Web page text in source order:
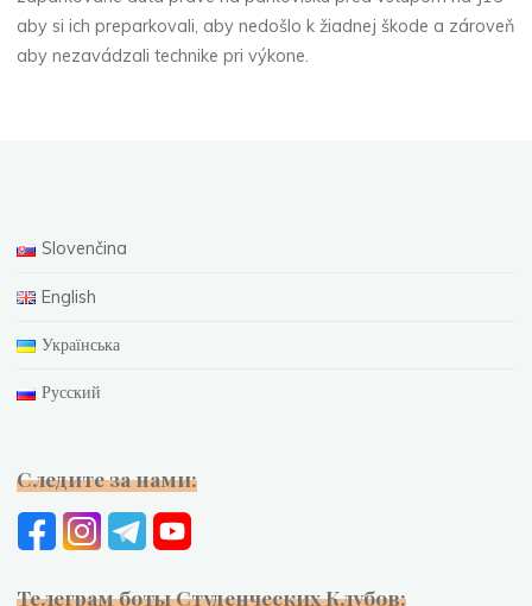
aby si ich preparkovali, aby nedošlo k žiadnej škode a zároveň
aby nezavádzali technike pri výkone.
Slovenčina
English
Українська
Русский
Следите за нами:
Телеграм боты Студенческих Клубов: